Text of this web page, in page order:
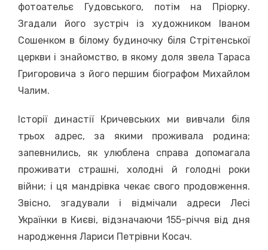
фотоательє Гудовського, потім на Пріорку.
Згадали його зустріч із художником Іваном
Сошенком в білому будиночку біля Стрітенської
церкви і знайомство, в якому доля звела Тараса
Григоровича з його першим біографом Михайлом
Чалим.
Історії династії Кричевських ми вивчали біля
трьох адрес, за якими проживала родина;
запевнились, як улюблена справа допомагала
проживати страшні, холодні й голодні роки
війни; і ця мандрівка чекає свого продовження.
Звісно, згадували і відмічали адреси Лесі
Українки в Києві, відзначаючи 155-річчя від дня
народження Лариси Петрівни Косач.